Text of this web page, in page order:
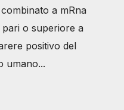
a mRna
o superiore a
positivo del
umano...